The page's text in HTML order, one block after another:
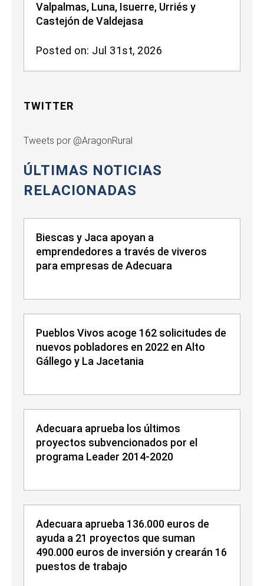
Valpalmas, Luna, Isuerre, Urriés y
Castejón de Valdejasa
Posted on: Jul 31st, 2026
TWITTER
Tweets por @AragonRural
ÚLTIMAS NOTICIAS
RELACIONADAS
Biescas y Jaca apoyan a
emprendedores a través de viveros
para empresas de Adecuara
Pueblos Vivos acoge 162 solicitudes de
nuevos pobladores en 2022 en Alto
Gállego y La Jacetania
Adecuara aprueba los últimos
proyectos subvencionados por el
programa Leader 2014-2020
Adecuara aprueba 136.000 euros de
ayuda a 21 proyectos que suman
490.000 euros de inversión y crearán 16
puestos de trabajo